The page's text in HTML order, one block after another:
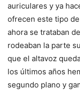
auriculares y ya
ofrecen este tipo
ahora se trataban
rodeaban la parte
que el altavoz
los últimos años
segundo plano y